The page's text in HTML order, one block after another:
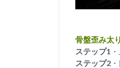
骨盤歪み太
ステップ1
ステップ2